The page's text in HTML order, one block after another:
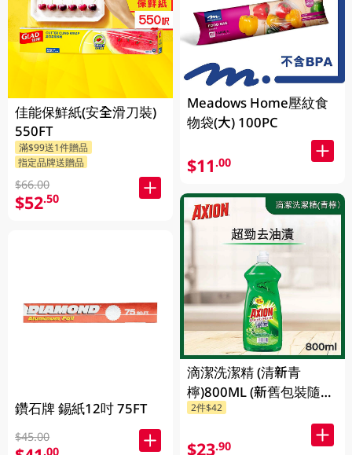
佳能保鮮紙(安全滑刀裝)
550FT
滿$99送1件贈品
指定品牌送贈品
$66.00
$52.50
鑽石牌 錫紙12吋 75FT
$45.00
.00
Meadows Home壓紋食
物袋(大) 100PC
$11.00
滴潔洗潔精 (清新青
檸)800ML (新舊包裝隨機
發貨)
2件$42
$23.90